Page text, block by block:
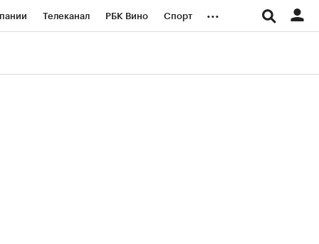
Телеканал РБК Вино Спорт ...